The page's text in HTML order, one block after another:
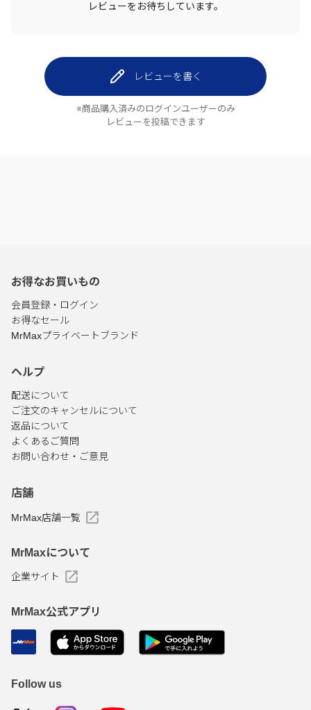
レビューをお待ちしています。
レビューを書く
※商品購入済みのログインユーザーのみ
レビューを投稿できます
お得なお買いもの
会員登録・ログイン
お得なセール
MrMaxプライベートブランド
ヘルプ
配送について
ご注文のキャンセルについて
返品について
よくあるご質問
お問い合わせ・ご意見
店舗
MrMax店舗一覧
MrMaxについて
企業サイト
MrMax公式アプリ
Follow us